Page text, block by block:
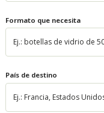
Formato que necesita
País de destino